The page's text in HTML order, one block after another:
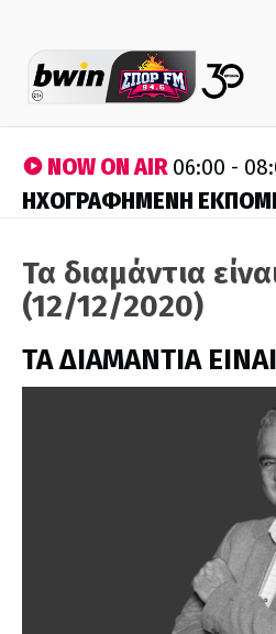
NOW ON AIR06:00 -
ΗΧΟΓΡΑΦΗΜΕΝΗ
Τα διαμάντια
(12/12/2020)
ΤΑ ΔΙΑΜΑΝΤΙΑ